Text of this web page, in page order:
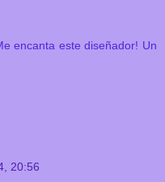
encanta este diseñador! Un
20:56